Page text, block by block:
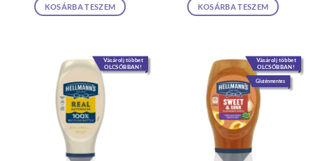
KOSÁRBA TESZEM KOSÁRBA TESZEM
Vásárolj többet
OLCSÓBBAN!
Vásárolj többet
OLCSÓBBAN!
Gluténmentes